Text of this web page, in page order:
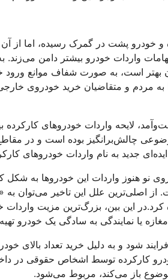
و خودرو پشت در گمرک رسیده، اما
واردات خودرو بیشتر دامن
بهتر است، به صورت شفاف موانع
به مردم و متقاضیان خرید خودروی
لایحه واردات خودروهای
چالش‌برانگیز بوده است و در
جدید به نام واردات خودروهای
واردات خودروی نو هنوز واردات این
از اصلی‌ترین علل این تاخیر می‌توان
کرد.در این بین، بزرگ‌ترین مزیت
یا نمایندگی به سادگی یک خودرو
شود و به دلیل خرید تعداد بالای
کارکرده توسط اشخاص حقوقی در
باز می‌کند، مربوط می‌شود.